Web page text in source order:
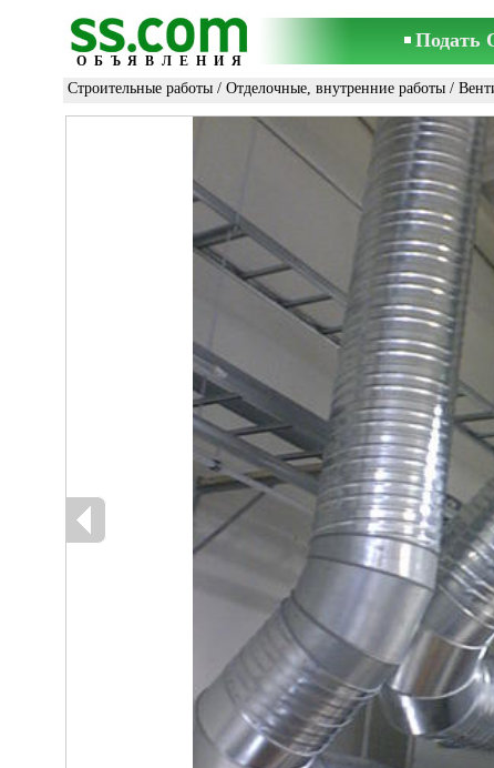
ОБЪЯВЛЕНИЯ
Подать
Строительные работы / Отделочные, внутренние работы /